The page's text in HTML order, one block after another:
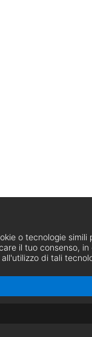
o tecnologie
il tuo consenso, in
di tali